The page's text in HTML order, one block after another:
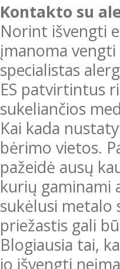
Kontakto su
Norint išvengti
įmanoma
specialistas
ES patvirtintus
sukeliančios
Kai kada
bėrimo vietos.
pažeidė ausų
kurių gaminami
sukėlusi metalo
priežastis gali
Blogiausia tai,
jo išvengti